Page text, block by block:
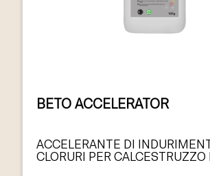
BETO ACCELERATOR
ACCELERANTE DI
CLORURI PER CALCESTRUZZO